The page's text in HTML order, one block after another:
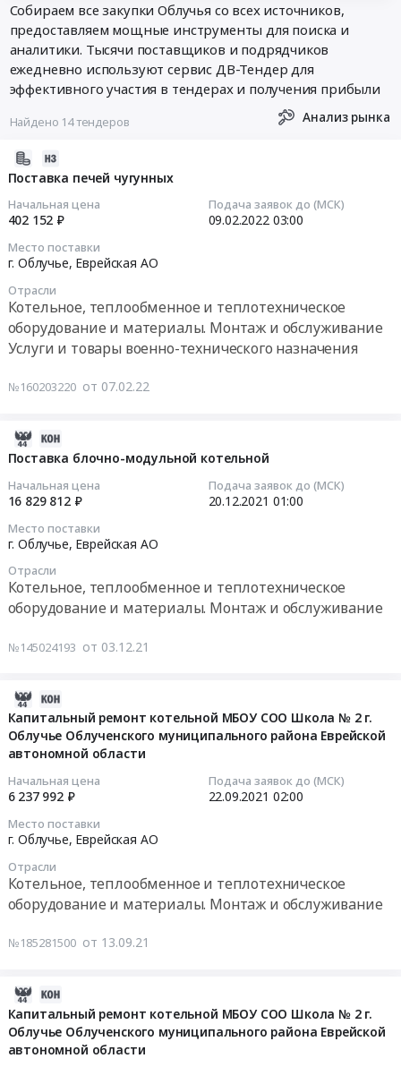
Собираем все закупки Облучья со всех источников,
предоставляем мощные инструменты для поиска и
аналитики. Тысячи поставщиков и подрядчиков
ежедневно используют сервис ДВ-Тендер для
эффективного участия в тендерах и получения прибыли
Найдено 14 тендеров Анализ рынка
Поставка печей чугунных
Начальная цена
402 152 ₽
Подача заявок до (МСК)
09.02.2022 03:00
Место поставки
г. Облучье, Еврейская АО
Отрасли
Котельное, теплообменное и теплотехническое
оборудование и материалы. Монтаж и обслуживание
Услуги и товары военно-технического назначения
№160203220 от 07.02.22
Поставка блочно-модульной котельной
Начальная цена
16 829 812 ₽
Подача заявок до (МСК)
20.12.2021 01:00
Место поставки
г. Облучье, Еврейская АО
Отрасли
Котельное, теплообменное и теплотехническое
оборудование и материалы. Монтаж и обслуживание
№145024193 от 03.12.21
Капитальный ремонт котельной МБОУ СОО Школа № 2 г.
Облучье Облученского муниципального района Еврейской
автономной области
Начальная цена
6 237 992 ₽
Подача заявок до (МСК)
22.09.2021 02:00
Место поставки
г. Облучье, Еврейская АО
Отрасли
Котельное, теплообменное и теплотехническое
оборудование и материалы. Монтаж и обслуживание
№185281500 от 13.09.21
Капитальный ремонт котельной МБОУ СОО Школа № 2 г.
Облучье Облученского муниципального района Еврейской
автономной области